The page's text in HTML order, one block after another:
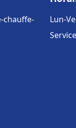
chauffe-
Lun-